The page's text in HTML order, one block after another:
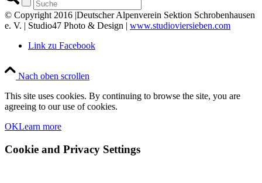
© Copyright 2016 |Deutscher Alpenverein Sektion Schrobenhausen
e. V. | Studio47 Photo & Design | www.studioviersieben.com
Link zu Facebook
Nach oben scrollen
This site uses cookies. By continuing to browse the site, you are
agreeing to our use of cookies.
OKLearn more
Cookie and Privacy Settings